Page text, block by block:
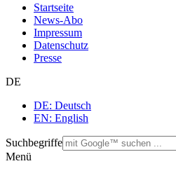
Startseite
News-Abo
Impressum
Datenschutz
Presse
DE
DE: Deutsch
EN: English
Suchbegriffe
Menü